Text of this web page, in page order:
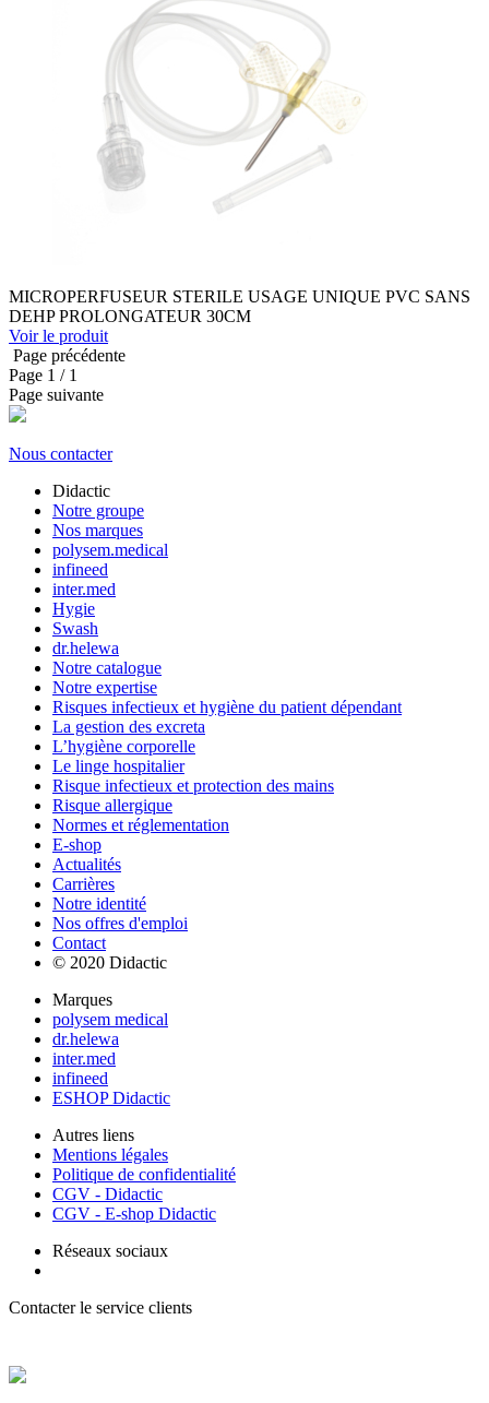
MICROPERFUSEUR STERILE USAGE UNIQUE PVC SANS
DEHP PROLONGATEUR 30CM
Voir le produit
Page précédente
Page 1 / 1
Page suivante
Nous contacter
Didactic
Notre groupe
Nos marques
polysem.medical
infineed
inter.med
Hygie
Swash
dr.helewa
Notre catalogue
Notre expertise
Risques infectieux et hygiène du patient dépendant
La gestion des excreta
L’hygiène corporelle
Le linge hospitalier
Risque infectieux et protection des mains
Risque allergique
Normes et réglementation
E-shop
Actualités
Carrières
Notre identité
Nos offres d'emploi
Contact
© 2020 Didactic
Marques
polysem medical
dr.helewa
inter.med
infineed
ESHOP Didactic
Autres liens
Mentions légales
Politique de confidentialité
CGV - Didactic
CGV - E-shop Didactic
Réseaux sociaux
Contacter le service clients